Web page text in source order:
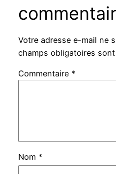
Votre adresse e-mail ne
champs obligatoires
Commentaire *
Nom *